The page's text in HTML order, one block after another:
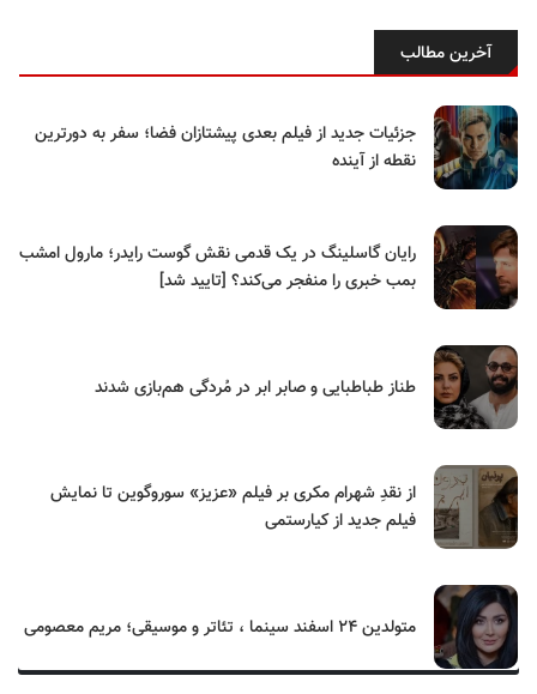
آخرین مطالب
جزئیات جدید از فیلم بعدی پیشتازان فضا؛ سفر به دورترین
نقطه از آینده
رایان گاسلینگ در یک قدمی نقش گوست رایدر؛ مارول امشب
بمب خبری را منفجر می‌کند؟ [تایید شد]
طناز طباطبایی و صابر ابر در مُردگی هم‌بازی شدند
از نقدِ شهرام مکری بر فیلم «عزیز» سوروگوین تا نمایش
فیلم جدید از کیارستمی
متولدین ۲۴ اسفند سینما ، تئاتر و موسیقی؛ مریم معصومی